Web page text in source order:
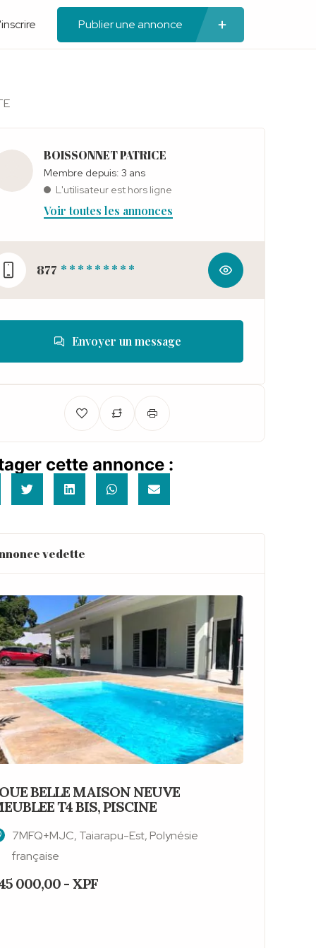
Publier une annonce
BOISSONNET PATRICE
Membre depuis: 3 ans
L'utilisateur est hors ligne
Voir toutes les annonces
877 * * * * * * * * *
Envoyer un message
cette annonce :
vedette
BELLE MAISON NEUVE
T4 BIS, PISCINE
7MFQ+MJC, Taiarapu-Est, Polynésie
française
000,00 - XPF